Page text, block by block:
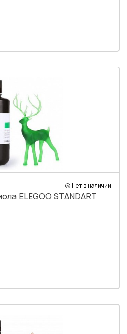
Нет в наличии
ELEGOO STANDART